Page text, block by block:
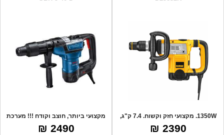
1350W. מקצועי חזק וקשוח. 7.4 ק"ג,
בעל מע
2390 ₪
מקצועי ביותר, חוצב וקודח !!! מערכת
סינון
2490 ₪